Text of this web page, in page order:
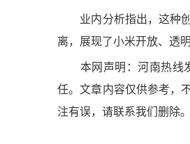
业内分析指出，这种创
离，展现了小米开放、透
本网声明：河南热线发
任。文章内容仅供参考，
注有误，请联系我们删除